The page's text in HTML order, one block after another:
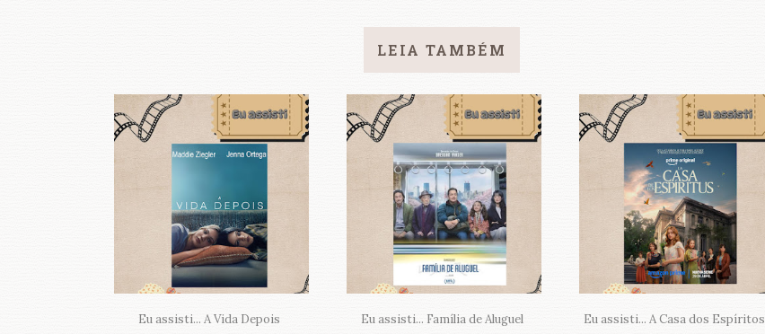
LEIA TAMBÉM
Eu assisti... A Vida Depois Eu assisti... Família de Aluguel Eu assisti... A Casa dos Espíritos